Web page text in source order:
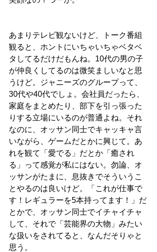
あまりテレビ観ないけど、トーク番組
観ると、ホントにいちゃいちゃベタベ
タしてるだけだもんね。10代の男の子
が仲良くしてるのは微笑ましいなと思
うけど。ジャニーズのグループって、
30代や40代でしょ。会社員だったら、
家庭をまとめたり、部下を引っ張った
りする立場にいるのが普通よね。それ
なのに、オッサン同士でキャッキャ言
いながら、ゲームだとかに興じて。あ
れを観て「愛でる」だとか「癒され
る」って感覚が私にはない。勿論、オ
ッサンがたまに、息抜きでそういうこ
とやるのは良いけど。「これが仕事で
す！レギュラーを5本持ってます！」だ
とかで、オッサン同士でイチャイチャ
して、それで「芸能界の大物」みたい
な扱いをされてると、なんだそりゃと
思う。